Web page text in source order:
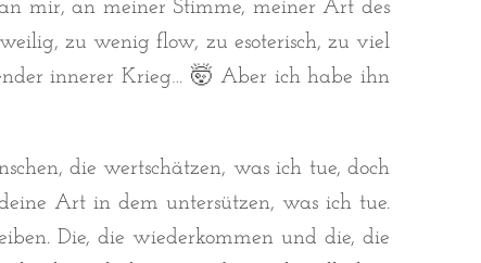
mir, an meiner Stimme, meiner Art des
zu wenig flow, zu esoterisch, zu viel
innerer Krieg… 🤯 Aber ich habe ihn
die wertschätzen, was ich tue, doch
Art in dem untersützen, was ich tue.
Die, die wiederkommen und die, die